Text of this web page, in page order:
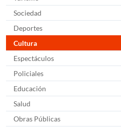
Sociedad
Deportes
Cultura
Espectáculos
Policiales
Educación
Salud
Obras Públicas